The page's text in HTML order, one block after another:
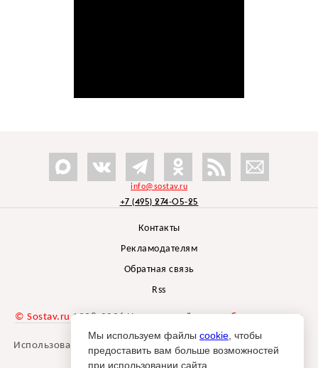
info@sostav.ru
+7 (495) 274-05-25
Контакты
Рекламодателям
Обратная связь
Rss
© Sostav.ru 1998-2026 Независимый проектбрендингового
агентства Depot
Использование материалов Sostav.ru допустимо только при
указании источника.
Мы используем файлы cookie , чтобы
предоставить вам больше возможностей
при использовании сайта.